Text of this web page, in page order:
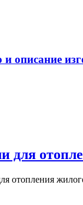
описание
для
отопления